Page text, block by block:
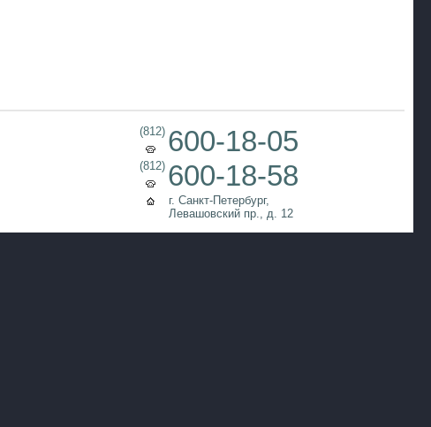
(812) 600-18-05
(812) 600-18-58
г. Санкт-Петербург,
Левашовский пр., д. 12